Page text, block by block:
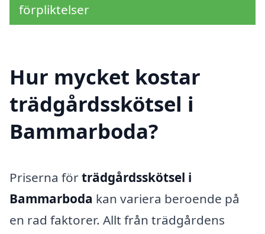
förpliktelser
Hur mycket kostar
trädgårdsskötsel i
Bammarboda?
Priserna förträdgårdsskötsel i
Bammarboda kan variera beroende på
en rad faktorer. Allt från trädgårdens